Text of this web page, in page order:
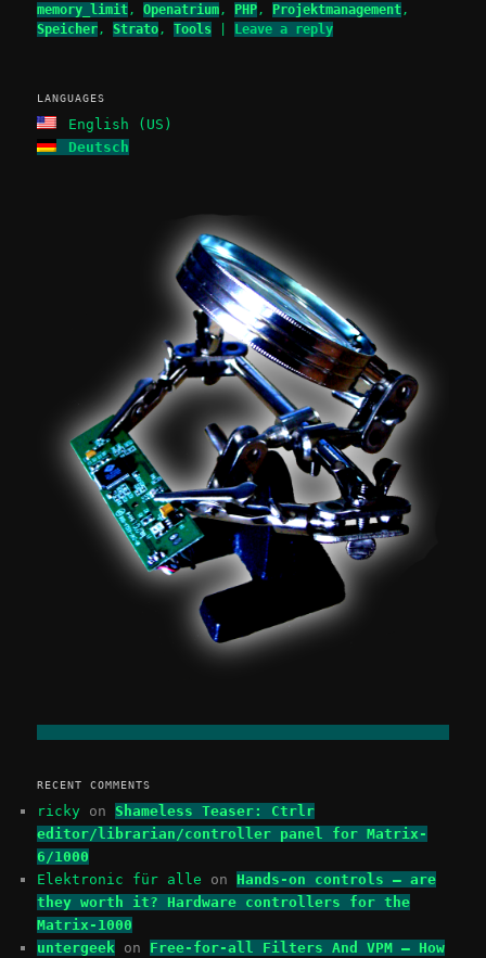
memory_limit,Openatrium, PHP, Projektmanagement,
Speicher,Strato,Tools Leave a reply
LANGUAGES
English (US)
Deutsch
RECENT COMMENTS
ricky onShameless Teaser: Ctrlr
editor/librarian/controller panel for Matrix-
6/1000
Elektronic für alle on Hands-on controls – are
they worth it? Hardware controllers for the
Matrix-1000
untergeek on Free-for-all Filters And VPM – How